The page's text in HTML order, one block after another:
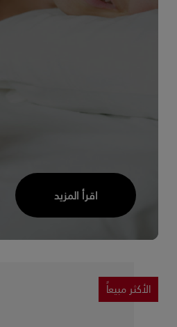
اقرأ المزيد
الأكثر مبيعاً